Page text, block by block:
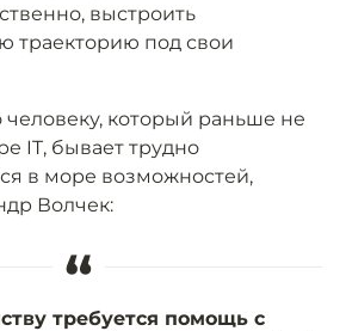
выстроить
траекторию под свои
человеку, который раньше не
IT, бывает трудно
в море возможностей,
Волчек:
“
требуется помощь с